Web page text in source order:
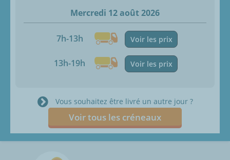
Mercredi 12 août 2026
7h-13h Voir les prix
13h-19h Voir les prix
Vous souhaitez être livré un autre jour ?
Voir tous les créneaux